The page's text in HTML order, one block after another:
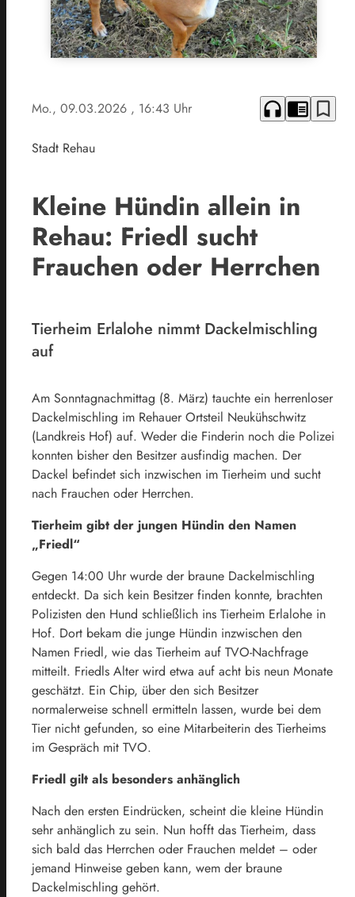
Mo., 09.03.2026 , 16:43 Uhr headphones chrome_reader_mode bookmark_border
Stadt Rehau
Kleine Hündin allein in
Rehau: Friedl sucht
Frauchen oder Herrchen
Tierheim Erlalohe nimmt Dackelmischling
auf
Am Sonntagnachmittag (8. März) tauchte ein herrenloser
Dackelmischling im Rehauer Ortsteil Neukühschwitz
(Landkreis Hof) auf. Weder die Finderin noch die Polizei
konnten bisher den Besitzer ausfindig machen. Der
Dackel befindet sich inzwischen im Tierheim und sucht
nach Frauchen oder Herrchen.
Tierheim gibt der jungen Hündin den Namen
„Friedl“
Gegen 14:00 Uhr wurde der braune Dackelmischling
entdeckt. Da sich kein Besitzer finden konnte, brachten
Polizisten den Hund schließlich ins Tierheim Erlalohe in
Hof. Dort bekam die junge Hündin inzwischen den
Namen Friedl, wie das Tierheim auf TVO-Nachfrage
mitteilt. Friedls Alter wird etwa auf acht bis neun Monate
geschätzt. Ein Chip, über den sich Besitzer
normalerweise schnell ermitteln lassen, wurde bei dem
Tier nicht gefunden, so eine Mitarbeiterin des Tierheims
im Gespräch mit TVO.
Friedl gilt als besonders anhänglich
Nach den ersten Eindrücken, scheint die kleine Hündin
sehr anhänglich zu sein. Nun hofft das Tierheim, dass
sich bald das Herrchen oder Frauchen meldet – oder
jemand Hinweise geben kann, wem der braune
Dackelmischling gehört.